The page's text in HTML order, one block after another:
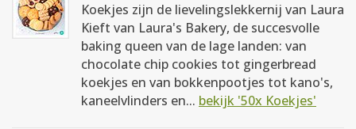
Koekjes zijn de lievelingslekkernij van Laura
Kieft van Laura's Bakery, de succesvolle
baking queen van de lage landen: van
chocolate chip cookies tot gingerbread
koekjes en van bokkenpootjes tot kano's,
kaneelvlinders en... bekijk '50x Koekjes'